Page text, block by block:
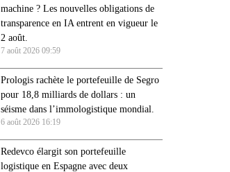
machine ? Les nouvelles obligations de
transparence en IA entrent en vigueur le
2 août.
7 août 2026 09:59
Prologis rachète le portefeuille de Segro
pour 18,8 milliards de dollars : un
séisme dans l’immologistique mondial.
6 août 2026 16:19
Redevco élargit son portefeuille
logistique en Espagne avec deux